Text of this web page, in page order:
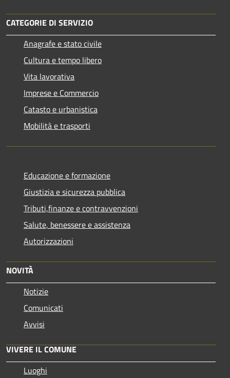
CATEGORIE DI SERVIZIO
Anagrafe e stato civile
Cultura e tempo libero
Vita lavorativa
Imprese e Commercio
Catasto e urbanistica
Mobilità e trasporti
Educazione e formazione
Giustizia e sicurezza pubblica
Tributi,finanze e contravvenzioni
Salute, benessere e assistenza
Autorizzazioni
NOVITÀ
Notizie
Comunicati
Avvisi
VIVERE IL COMUNE
Luoghi